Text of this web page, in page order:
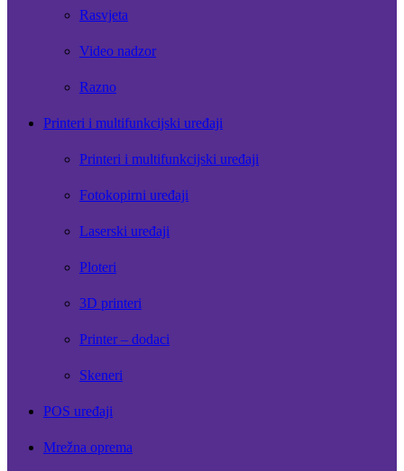
Rasvjeta
Video nadzor
Razno
Printeri i multifunkcijski uređaji
Printeri i multifunkcijski uređaji
Fotokopirni uređaji
Laserski uređaji
Ploteri
3D printeri
Printer – dodaci
Skeneri
POS uređaji
Mrežna oprema